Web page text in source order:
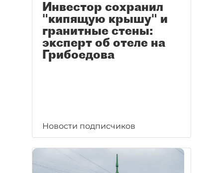
Инвестор сохранил
"кипящую крышу" и
гранитные стены:
эксперт об отеле на
Грибоедова
Новости подписчиков